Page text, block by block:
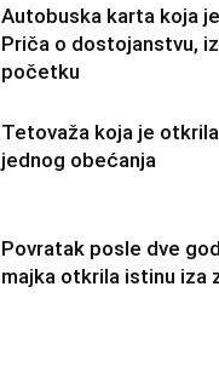
Autobuska karta koja
Priča o dostojanstvu,
početku
Tetovaža koja je
jednog obećanja
Povratak posle dve
majka otkrila istinu iza